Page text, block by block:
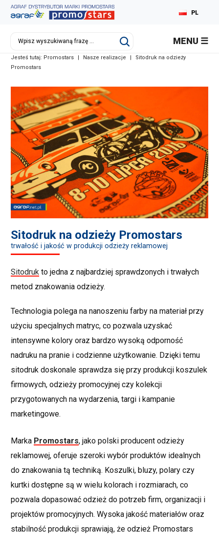
PL
DE
MENU
Jesteś tutaj: Promostars | Nasze realizacje |
Sitodruk na odzieży
Promostars
Sitodruk na odzieży Promostars
trwałość i jakość w produkcji odzieży reklamowej
Sitodruk to jedna z najbardziej sprawdzonych i trwałych
metod znakowania odzieży.
Technologia polega na nanoszeniu farby na materiał przy
użyciu specjalnych matryc, co pozwala uzyskać
intensywne kolory oraz bardzo wysoką odporność
nadruku na pranie i codzienne użytkowanie. Dzięki temu
sitodruk doskonale sprawdza się przy produkcji koszulek
firmowych, odzieży promocyjnej czy kolekcji
przygotowanych na wydarzenia, targi i kampanie
marketingowe.
Marka Promostars, jako polski producent odzieży
reklamowej, oferuje szeroki wybór produktów idealnych
do znakowania tą techniką. Koszulki, bluzy, polary czy
kurtki dostępne są w wielu kolorach i rozmiarach, co
pozwala dopasować odzież do potrzeb firm, organizacji i
projektów promocyjnych. Wysoka jakość materiałów oraz
stabilność produkcji sprawiają, że odzież Promostars